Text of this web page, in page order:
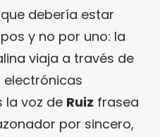
debería estar
y no por uno: la
viaja a través de
la voz de Ruiz frasea
por sincero,